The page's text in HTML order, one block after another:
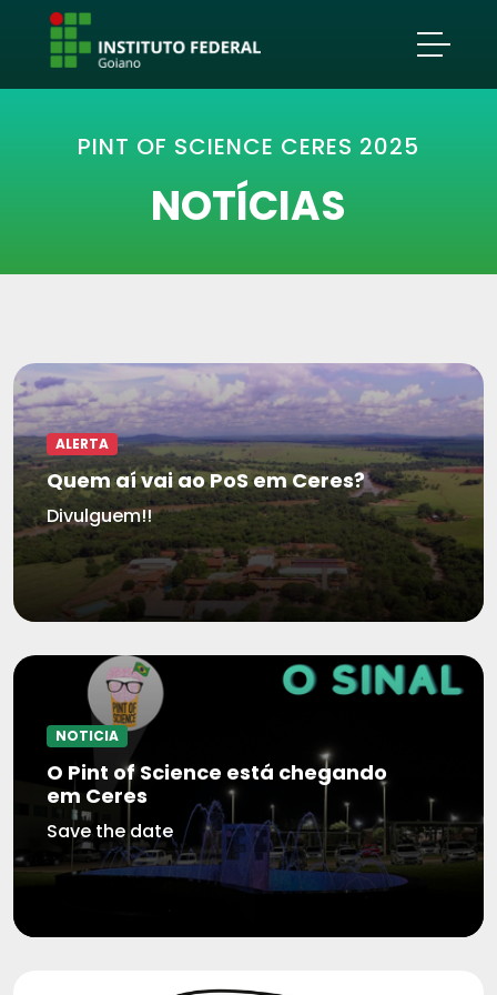
PINT OF SCIENCE CERES 2025
NOTÍCIAS
ALERTA
Quem aí vai ao PoS em Ceres?
Divulguem!!
NOTICIA
O Pint of Science está chegando
em Ceres
Save the date